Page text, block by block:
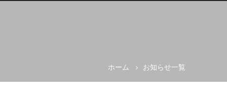
ム(OPAS)
ホーム お知らせ一覧